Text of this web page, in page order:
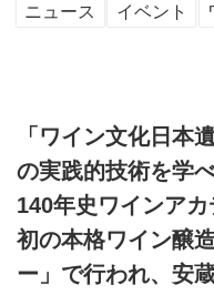
ニュース イベント
「ワイン文化日本
の実践的技術を学
140年史ワインア
初の本格ワイン醸
ー」で行われ、安